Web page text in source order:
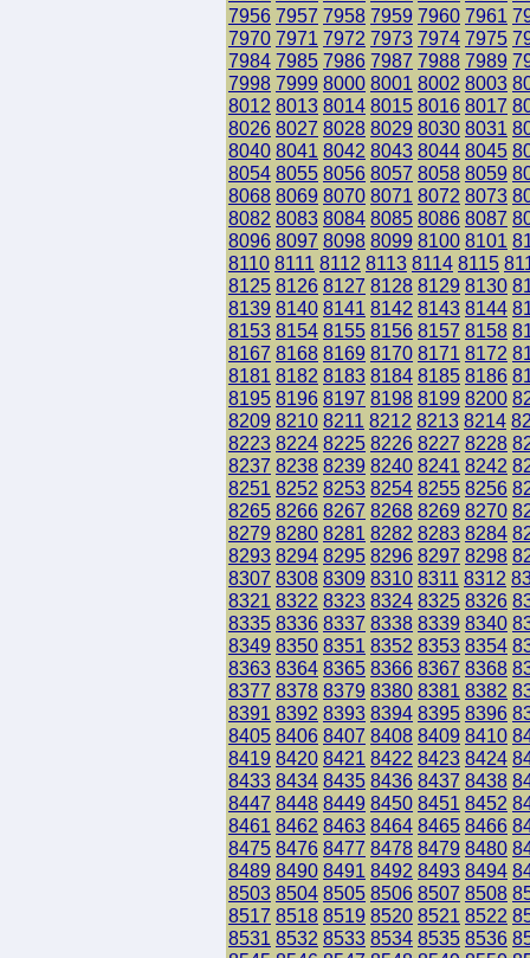
7956 7957 7958 7959 7960 7961
7970 7971 7972 7973 7974 7975
7984 7985 7986 7987 7988 7989
7998 7999 8000 8001 8002 8003
8012 8013 8014 8015 8016 8017
8026 8027 8028 8029 8030 8031
8040 8041 8042 8043 8044 8045
8054 8055 8056 8057 8058 8059
8068 8069 8070 8071 8072 8073
8082 8083 8084 8085 8086 8087
8096 8097 8098 8099 8100 8101
8110 8111 8112 8113 8114 8115
8125 8126 8127 8128 8129 8130
8139 8140 8141 8142 8143 8144
8153 8154 8155 8156 8157 8158
8167 8168 8169 8170 8171 8172
8181 8182 8183 8184 8185 8186
8195 8196 8197 8198 8199 8200
8209 8210 8211 8212 8213 8214
8223 8224 8225 8226 8227 8228
8237 8238 8239 8240 8241 8242
8251 8252 8253 8254 8255 8256
8265 8266 8267 8268 8269 8270
8279 8280 8281 8282 8283 8284
8293 8294 8295 8296 8297 8298
8307 8308 8309 8310 8311 8312
8321 8322 8323 8324 8325 8326
8335 8336 8337 8338 8339 8340
8349 8350 8351 8352 8353 8354
8363 8364 8365 8366 8367 8368
8377 8378 8379 8380 8381 8382
8391 8392 8393 8394 8395 8396
8405 8406 8407 8408 8409 8410
8419 8420 8421 8422 8423 8424
8433 8434 8435 8436 8437 8438
8447 8448 8449 8450 8451 8452
8461 8462 8463 8464 8465 8466
8475 8476 8477 8478 8479 8480
8489 8490 8491 8492 8493 8494
8503 8504 8505 8506 8507 8508
8517 8518 8519 8520 8521 8522
8531 8532 8533 8534 8535 8536